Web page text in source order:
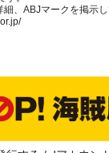
細、ABJマークを掲示